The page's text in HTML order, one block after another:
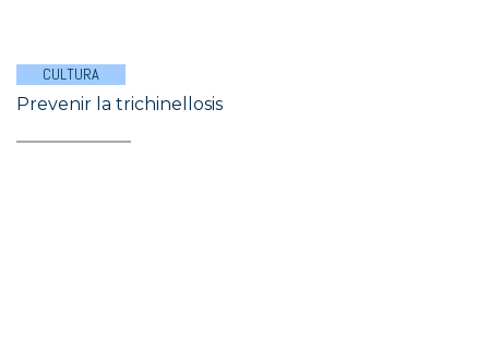
CULTURA
Prevenir la trichinellosis